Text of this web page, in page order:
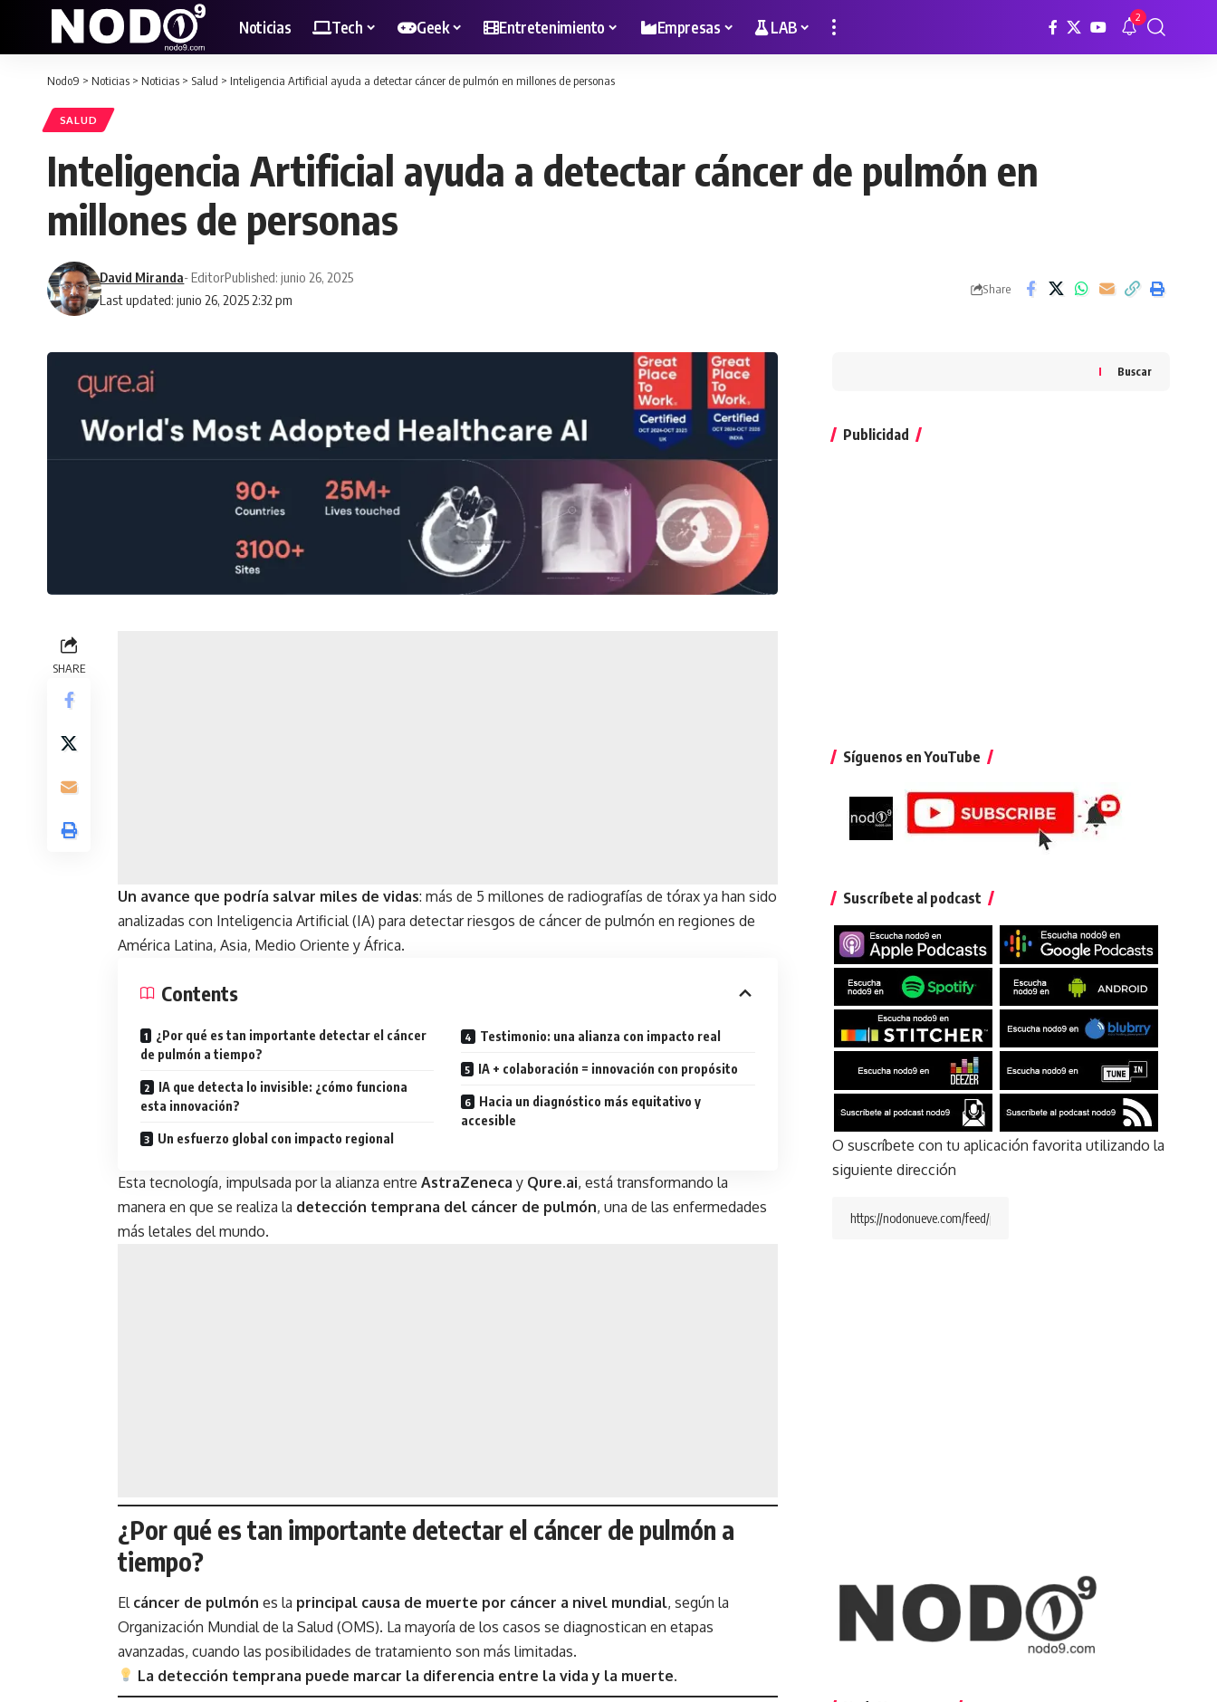
Noticias Tech Geek Entretenimiento Empresas LAB 2
Nodo9 > Noticias > Noticias > Salud > Inteligencia Artificial ayuda a detectar cáncer de pulmón en millones de personas
SALUD
Inteligencia Artificial ayuda a detectar cáncer de pulmón en
millones de personas
Last updated: junio 26, 2025 2:32 pm
David Miranda- EditorPublished: junio 26, 2025
Share
SHARE
Un avance que podría salvar miles de vidas: más de 5 millones de radiografías de tórax ya han sido
analizadas con Inteligencia Artificial (IA) para detectar riesgos de cáncer de pulmón en regiones de
América Latina, Asia, Medio Oriente y África.
Contents
¿Por qué es tan importante detectar el cáncer
de pulmón a tiempo?
IA que detecta lo invisible: ¿cómo funciona
esta innovación?
Un esfuerzo global con impacto regional
Testimonio: una alianza con impacto real
IA + colaboración = innovación con propósito
Hacia un diagnóstico más equitativo y
accesible
Esta tecnología, impulsada por la alianza entre AstraZeneca y Qure.ai, está transformando la
manera en que se realiza la detección temprana del cáncer de pulmón, una de las enfermedades
más letales del mundo.
¿Por qué es tan importante detectar el cáncer de pulmón a
tiempo?
El cáncer de pulmón es la principal causa de muerte por cáncer a nivel mundial, según la
Organización Mundial de la Salud (OMS). La mayoría de los casos se diagnostican en etapas
avanzadas, cuando las posibilidades de tratamiento son más limitadas.
La detección temprana puede marcar la diferencia entre la vida y la muerte.
Buscar
Publicidad
Síguenos en YouTube
Suscríbete al podcast
O suscríbete con tu aplicación favorita utilizando la
siguiente dirección